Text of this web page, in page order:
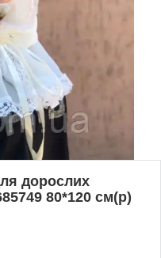
дорослих
80*120 см(р)